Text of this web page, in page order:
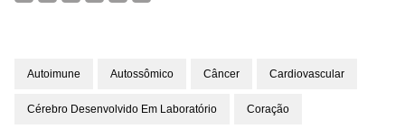
Autoimune Autossômico Câncer Cardiovascular
Cérebro Desenvolvido Em Laboratório Coração